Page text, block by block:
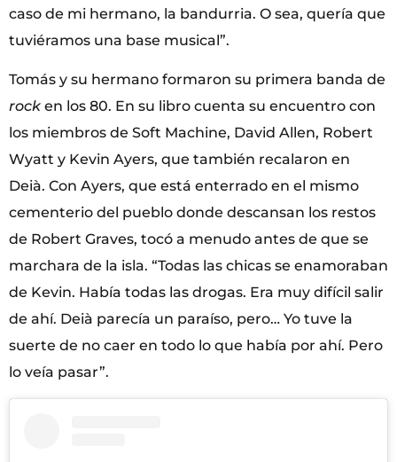
caso de mi hermano, la bandurria. O sea, quería que
tuviéramos una base musical”.
Tomás y su hermano formaron su primera banda de
rock en los 80. En su libro cuenta su encuentro con
los miembros de Soft Machine, David Allen, Robert
Wyatt y Kevin Ayers, que también recalaron en
Deià. Con Ayers, que está enterrado en el mismo
cementerio del pueblo donde descansan los restos
de Robert Graves, tocó a menudo antes de que se
marchara de la isla. “Todas las chicas se enamoraban
de Kevin. Había todas las drogas. Era muy difícil salir
de ahí. Deià parecía un paraíso, pero… Yo tuve la
suerte de no caer en todo lo que había por ahí. Pero
lo veía pasar”.